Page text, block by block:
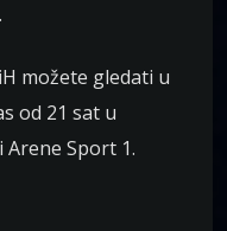
možete gledati u
od 21 sat u
Sport 1.